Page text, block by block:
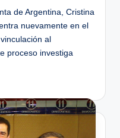
de Argentina, Cristina
nuevamente en el
al
proceso investiga